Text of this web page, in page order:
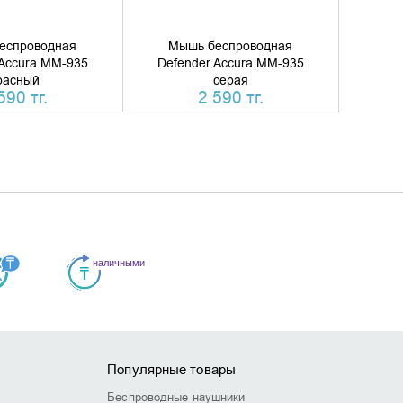
MM-935
тг.
Мышь беспроводная
Defender Accura MM-935
серая
2 590 тг.
Популярные товары
Беспроводные наушники